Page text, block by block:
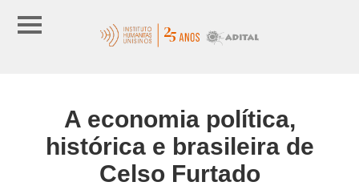
A economia política,
histórica e brasileira de
Celso Furtado